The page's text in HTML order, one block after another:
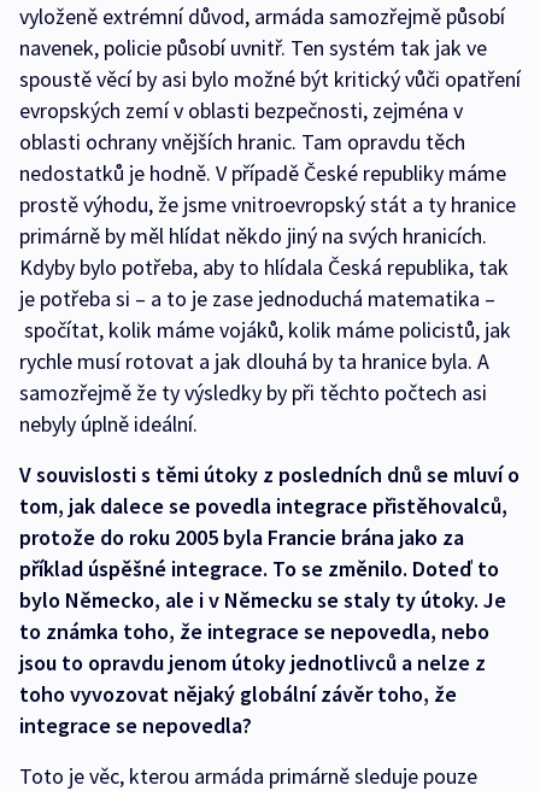
vyloženě extrémní důvod, armáda samozřejmě působí
navenek, policie působí uvnitř. Ten systém tak jak ve
spoustě věcí by asi bylo možné být kritický vůči opatření
evropských zemí v oblasti bezpečnosti, zejména v
oblasti ochrany vnějších hranic. Tam opravdu těch
nedostatků je hodně. V případě České republiky máme
prostě výhodu, že jsme vnitroevropský stát a ty hranice
primárně by měl hlídat někdo jiný na svých hranicích.
Kdyby bylo potřeba, aby to hlídala Česká republika, tak
je potřeba si – a to je zase jednoduchá matematika –
spočítat, kolik máme vojáků, kolik máme policistů, jak
rychle musí rotovat a jak dlouhá by ta hranice byla. A
samozřejmě že ty výsledky by při těchto počtech asi
nebyly úplně ideální.
V souvislosti s těmi útoky z posledních dnů se mluví o
tom, jak dalece se povedla integrace přistěhovalců,
protože do roku 2005 byla Francie brána jako za
příklad úspěšné integrace. To se změnilo. Doteď to
bylo Německo, ale i v Německu se staly ty útoky. Je
to známka toho, že integrace se nepovedla, nebo
jsou to opravdu jenom útoky jednotlivců a nelze z
toho vyvozovat nějaký globální závěr toho, že
integrace se nepovedla?
Toto je věc, kterou armáda primárně sleduje pouze